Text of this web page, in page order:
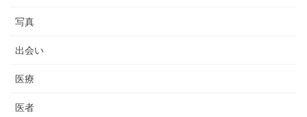
写真
出会い
医療
医者